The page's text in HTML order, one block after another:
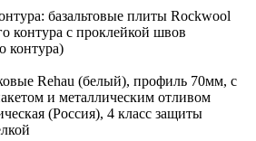
базальтовые плиты Rockwool
контура с проклейкой швов
контура)
Rehau (белый), профиль 70мм, с
и металлическим отливом
(Россия), 4 класс защиты